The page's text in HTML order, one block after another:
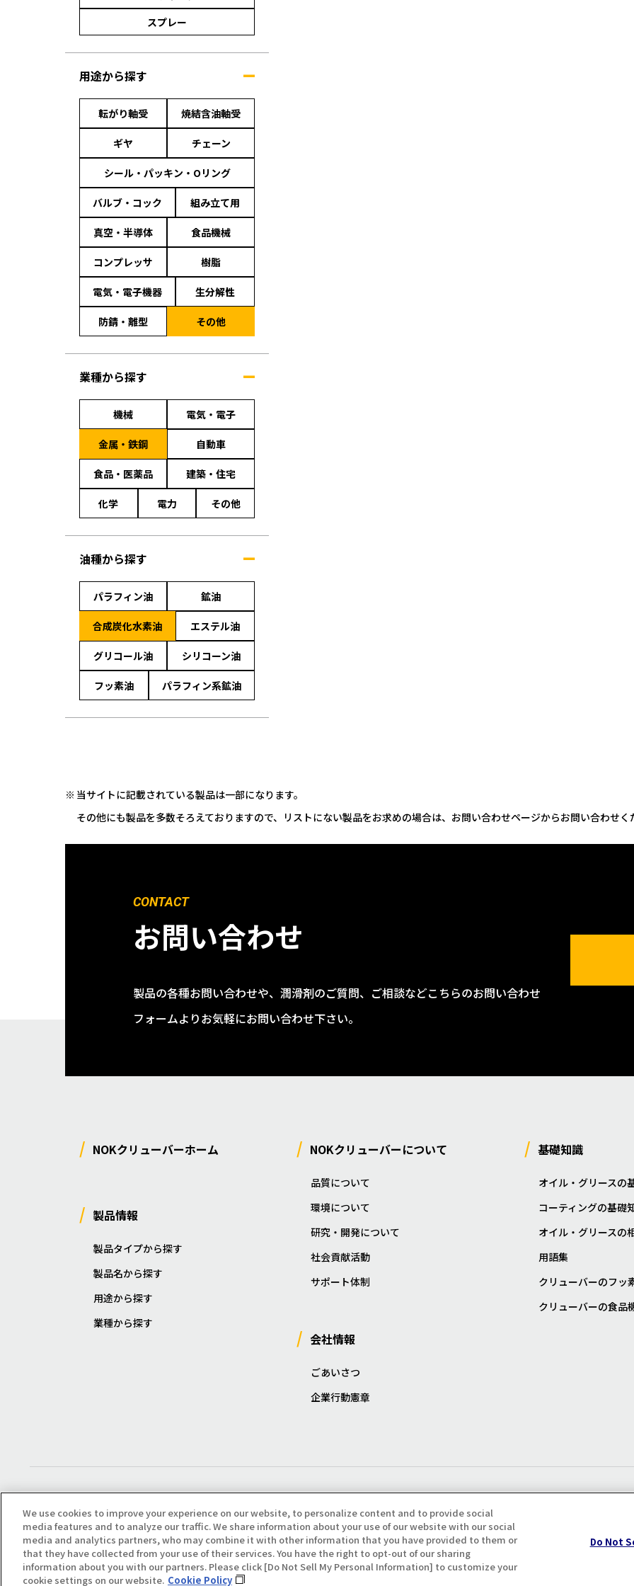
スプレー
用途から探す
転がり軸受 焼結含油軸受
ギヤ チェーン
シール・パッキン・Oリング
バルブ・コック 組み立て用
真空・半導体 食品機械
コンプレッサ 樹脂
電気・電子機器 生分解性
防錆・離型 その他
業種から探す
機械 電気・電子
金属・鉄鋼 自動車
食品・医薬品 建築・住宅
化学 電力 その他
油種から探す
パラフィン油 鉱油
合成炭化水素油 エステル油
グリコール油 シリコーン油
フッ素油 パラフィン系鉱油
当サイトに記載されている製品は一部になります。
その他にも製品を多数そろえておりますので、リストにない製品をお求めの場合は、お問い合わせページからお問い合わせく
CONTACT
お問い合わせ
製品の各種お問い合わせや、潤滑剤のご質問、ご相談などこちらのお問い合わせ
フォームよりお気軽にお問い合わせ下さい。
NOKクリューバーホーム
製品情報
製品タイプから探す
製品名から探す
用途から探す
業種から探す
NOKクリューバーについて
品質について
環境について
研究・開発について
社会貢献活動
サポート体制
会社情報
ごあいさつ
企業行動憲章
基礎知識
オイル・グリースの
コーティングの基礎
オイル・グリースの
用語集
クリューバーのフッ
クリューバーの食品
プライバシー・クッキーポリシ
Copyright(C) All Right Reserved. Producted by NOK KLÜBER CO., LTD.
We use cookies to improve your experience on our website, to personalize content and to provide social
media features and to analyze our traffic. We share information about your use of our website with our social
media and analytics partners, who may combine it with other information that you have provided to them or
that they have collected from your use of their services. You have the right to opt-out of our sharing
information about you with our partners. Please click [Do Not Sell My Personal Information] to customize your
cookie settings on our website. Cookie Policy
Do Not